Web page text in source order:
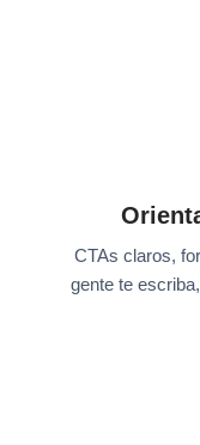
CTAs claros,
gente te